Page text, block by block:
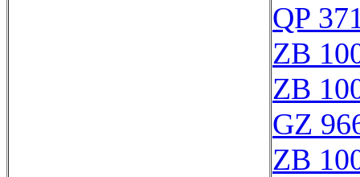
QP
ZB
ZB
GZ
ZB